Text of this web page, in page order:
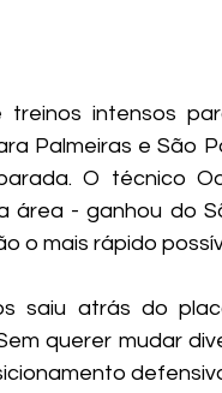
intensos
Palmeiras e São
O técnico
área - ganhou do
o mais rápido
saiu atrás do
querer mudar